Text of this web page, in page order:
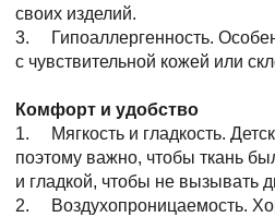
своих изделий.
3. Гипоаллергенность.
с чувствительной кожей или
Комфорт и удобство
1. Мягкость и гладкость.
поэтому важно, чтобы ткань
и гладкой, чтобы не вызывать
2. Воздухопроницаемость.